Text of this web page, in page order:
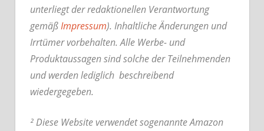
unterliegt der redaktionellen Verantwortung
gemäßImpressum). Inhaltliche Änderungen und
Irrtümer vorbehalten. Alle Werbe- und
Produktaussagen sind solche der Teilnehmenden
und werden lediglich beschreibend
wiedergegeben.
² Diese Website verwendet sogenannte Amazon